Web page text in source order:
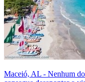
Maceió, AL - Nenhum